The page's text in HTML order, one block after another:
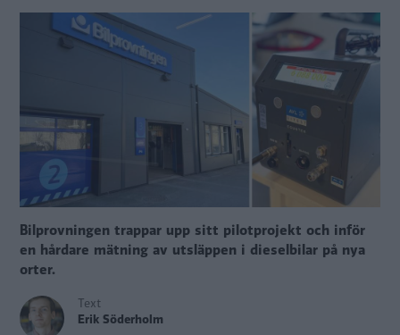
Bilprovningen trappar upp sitt pilotprojekt och inför
en hårdare mätning av utsläppen i dieselbilar på nya
orter.
Text
Erik Söderholm